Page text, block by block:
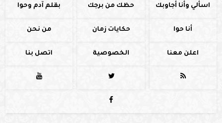
اسألي وأنا أجاوبك حظك من برجك بقلم آدم وحوا
أنا حوا حكايات زمان من نحن
اعلن معنا الخصوصية اتصل بنا



